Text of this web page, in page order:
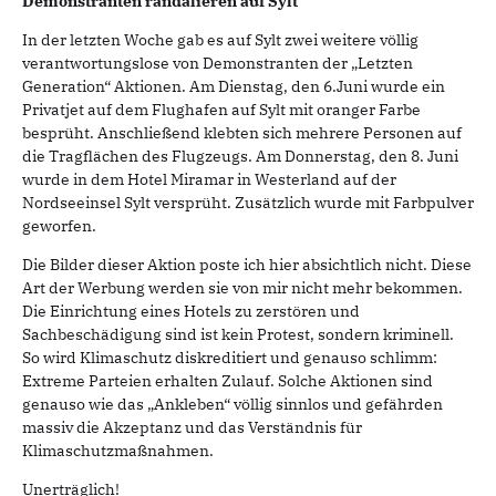
In der letzten Woche gab es auf Sylt zwei weitere völlig
verantwortungslose von Demonstranten der „Letzten
Generation“ Aktionen. Am Dienstag, den 6.Juni wurde ein
Privatjet auf dem Flughafen auf Sylt mit oranger Farbe
besprüht. Anschließend klebten sich mehrere Personen auf
die Tragflächen des Flugzeugs. Am Donnerstag, den 8. Juni
wurde in dem Hotel Miramar in Westerland auf der
Nordseeinsel Sylt versprüht. Zusätzlich wurde mit Farbpulver
geworfen.
Die Bilder dieser Aktion poste ich hier absichtlich nicht. Diese
Art der Werbung werden sie von mir nicht mehr bekommen.
Die Einrichtung eines Hotels zu zerstören und
Sachbeschädigung sind ist kein Protest, sondern kriminell.
So wird Klimaschutz diskreditiert und genauso schlimm:
Extreme Parteien erhalten Zulauf. Solche Aktionen sind
genauso wie das „Ankleben“ völlig sinnlos und gefährden
massiv die Akzeptanz und das Verständnis für
Klimaschutzmaßnahmen.
Unerträglich!